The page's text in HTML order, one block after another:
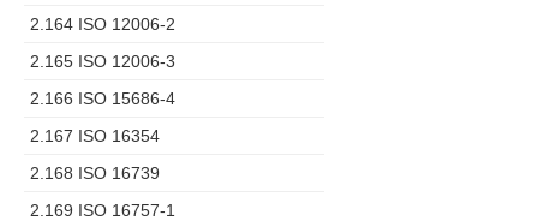
2.164 ISO 12006-2
2.165 ISO 12006-3
2.166 ISO 15686-4
2.167 ISO 16354
2.168 ISO 16739
2.169 ISO 16757-1